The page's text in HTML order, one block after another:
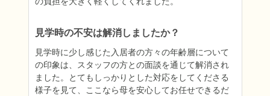
見学時の不安は解消しましたか？
見学時に少し感じた入居者の方々の年齢層について
の印象は、スタッフの方との面談を通じて解消され
ました。とてもしっかりとした対応をしてくださる
様子を見て、ここなら母を安心してお任せできるだ